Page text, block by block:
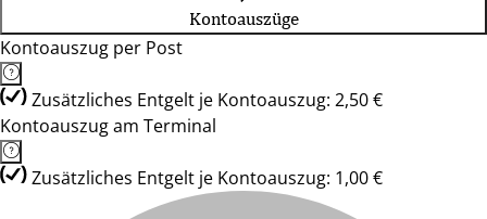
Kontoauszüge
Kontoauszug per Post
Zusätzliches Entgelt je Kontoauszug: 2,50 €
Kontoauszug am Terminal
Zusätzliches Entgelt je Kontoauszug: 1,00 €